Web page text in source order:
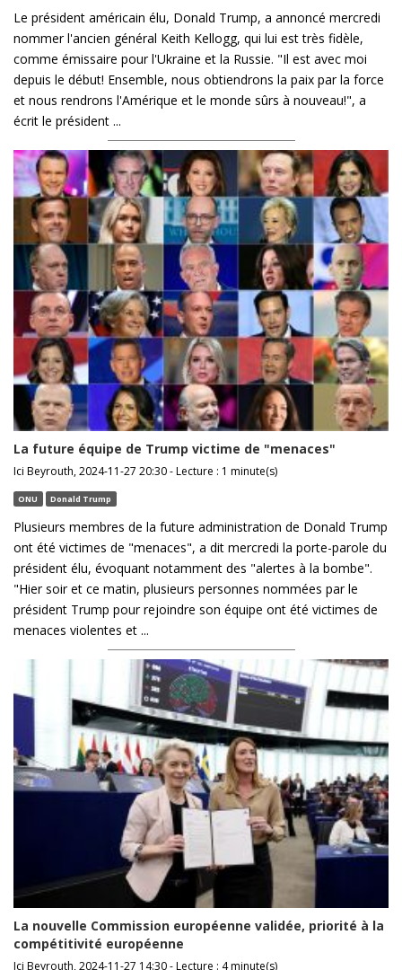
Le président américain élu, Donald Trump, a annoncé mercredi
nommer l'ancien général Keith Kellogg, qui lui est très fidèle,
comme émissaire pour l'Ukraine et la Russie. "Il est avec moi
depuis le début! Ensemble, nous obtiendrons la paix par la force
et nous rendrons l'Amérique et le monde sûrs à nouveau!", a
écrit le président ...
La future équipe de Trump victime de "menaces"
Ici Beyrouth, 2024-11-27 20:30 - Lecture : 1 minute(s)
ONU Donald Trump
Plusieurs membres de la future administration de Donald Trump
ont été victimes de "menaces", a dit mercredi la porte-parole du
président élu, évoquant notamment des "alertes à la bombe".
"Hier soir et ce matin, plusieurs personnes nommées par le
président Trump pour rejoindre son équipe ont été victimes de
menaces violentes et ...
La nouvelle Commission européenne validée, priorité à la
compétitivité européenne
Ici Beyrouth, 2024-11-27 14:30 - Lecture : 4 minute(s)